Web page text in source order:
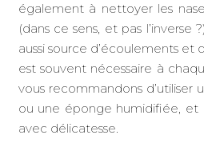
également à nettoyer les
(dans ce sens, et pas l’inverse
aussi source d’écoulements et
est souvent nécessaire à
vous recommandons d’utiliser
ou une éponge humidifiée,
avec délicatesse.